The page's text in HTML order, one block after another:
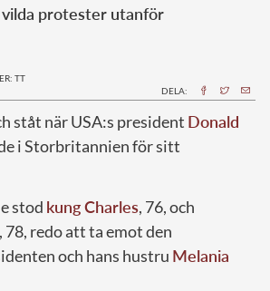
protester utanför
TT
DELA:
ståt när USA:s president Donald
i Storbritannien för sitt
stod kung Charles, 76, och
, 78, redo att ta emot den
och hans hustru Melania